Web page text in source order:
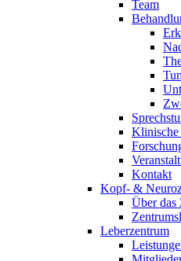
Team
Klinische
Kontakt
Kopf- &
Über das
Leberzentrum